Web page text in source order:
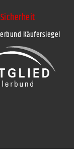
Sicherheit